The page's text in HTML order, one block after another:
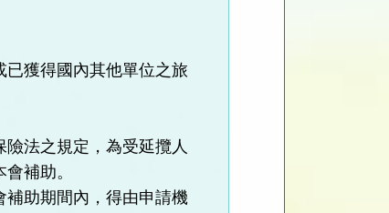
獲得國內其他單位之旅
法之規定，為受延攬人
補助。
補助期間內，得由申請機